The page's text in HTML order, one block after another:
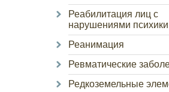
Реабилитация лиц с
нарушениями психики
Реанимация
Ревматические
Редкоземельные